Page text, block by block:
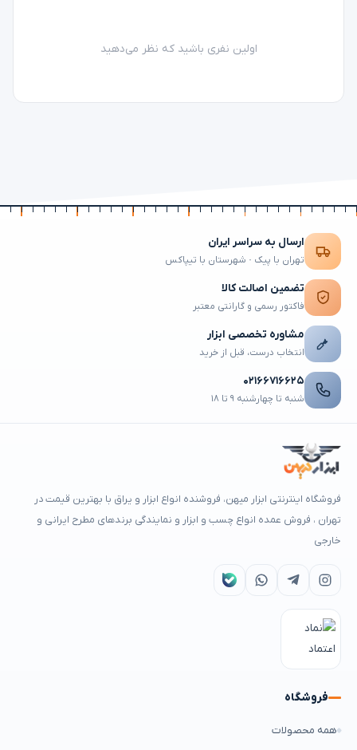
اولین نفری باشید که نظر می‌دهید
ارسال به سراسر ایران
تهران با پیک · شهرستان با تیپاکس
تضمین اصالت کالا
فاکتور رسمی و گارانتی معتبر
مشاوره تخصصی ابزار
انتخاب درست، قبل از خرید
۰۲۱۶۶۷۱۶۶۲۵
شنبه تا چهارشنبه ۹ تا ۱۸
فروشگاه اینترنتی ابزار میهن، فروشنده انواع ابزار و یراق با بهترین قیمت در
تهران ، فروش عمده انواع چسب و ابزار و نمایندگی برندهای مطرح ایرانی و
خارجی
فروشگاه
همه محصولات